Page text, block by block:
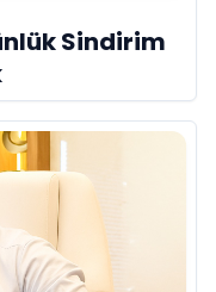
Sindirim